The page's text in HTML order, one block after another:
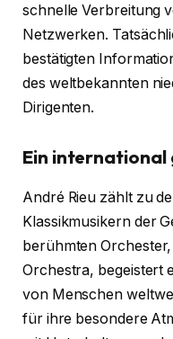
schnelle Verbreitung
Netzwerken.
bestätigten
des weltbekannten
Dirigenten.
Ein
André Rieu zählt zu
Klassikmusikern der
berühmten
Orchestra, begeistert
von Menschen
für ihre besondere